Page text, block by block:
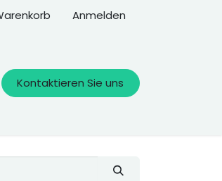
Anmelden
Kontaktieren Sie uns